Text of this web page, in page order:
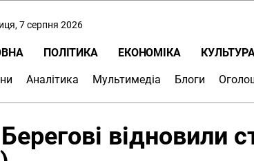
7 серпня 2026
ПОЛІТИКА ЕКОНОМІКА
Аналітика Мультимедіа Блоги
відновили